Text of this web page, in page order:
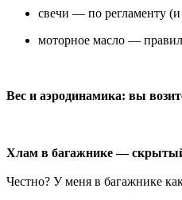
свечи — по регламенту
моторное масло —
Вес и аэродинамика: вы
Хлам в багажнике — скрытый
Честно? У меня в багажнике